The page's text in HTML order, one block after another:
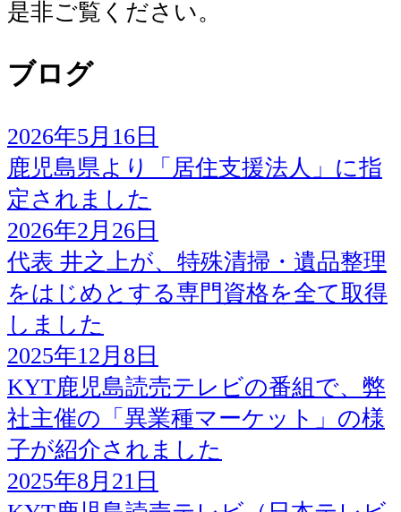
是非ご覧ください。
ブログ
2026年5月16日
鹿児島県より「居住支援法人」に指
定されました
2026年2月26日
代表 井之上が、特殊清掃・遺品整理
をはじめとする専門資格を全て取得
しました
2025年12月8日
KYT鹿児島読売テレビの番組で、弊
社主催の「異業種マーケット」の様
子が紹介されました
2025年8月21日